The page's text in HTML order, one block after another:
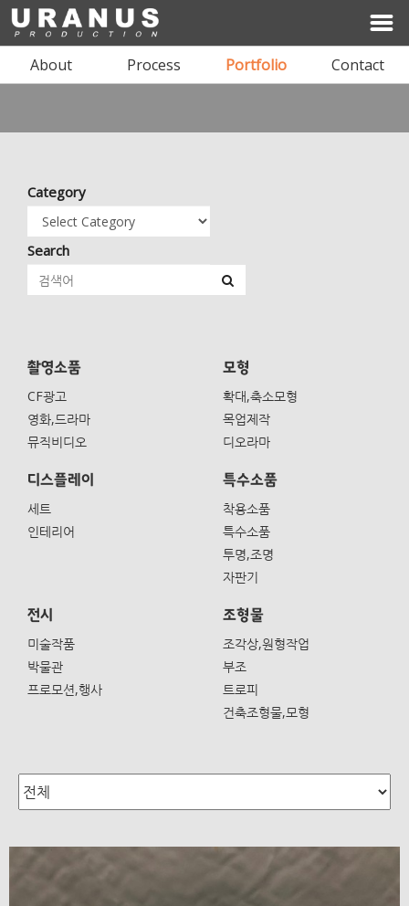
About Process Portfolio Contact
I'LL BE YOUR SPACE
ARCHITECTURE & INTERIOR DESIGN
상담문의 02-1234-1234
Category
Search
촬영소품
CF광고
영화,드라마
뮤직비디오
모형
확대,축소모형
목업제작
디오라마
디스플레이
세트
인테리어
특수소품
착용소품
특수소품
투명,조명
자판기
전시
미술작품
박물관
프로모션,행사
조형물
조각상,원형작업
부조
트로피
건축조형물,모형